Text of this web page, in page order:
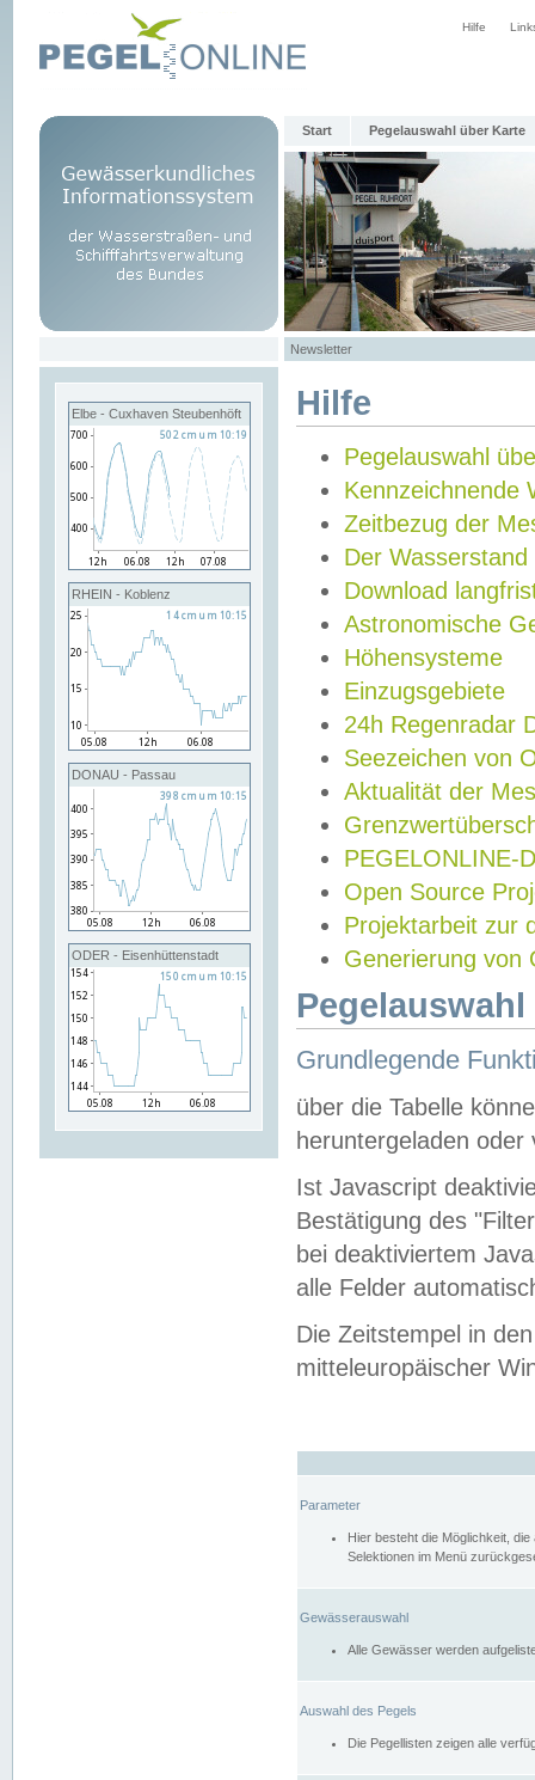
Hilfe
Start Pegelauswahl über Karte
Newsletter
Elbe - Cuxhaven Steubenhöft
RHEIN - Koblenz
DONAU - Passau
ODER - Eisenhüttenstadt
Hilfe
Pegelauswahl
Kennzeichnende
Zeitbezug der
Der Wasserstand
Download
Astronomische
Höhensysteme
Einzugsgebiete
24h Regenradar
Seezeichen von
Aktualität der
PEGELONLINE-
Open Source
Projektarbeit zur
Generierung von
Grundlegende
über die Tabelle
heruntergeladen oder
Ist Javascript
Bestätigung des
bei deaktiviertem
alle Felder
Die Zeitstempel in
mitteleuropäischer
Parameter
Hier besteht die Möglichkeit,
Selektionen im Menü
Gewässerauswahl
Alle Gewässer werden
Auswahl des Pegels
Die Pegellisten zeigen alle